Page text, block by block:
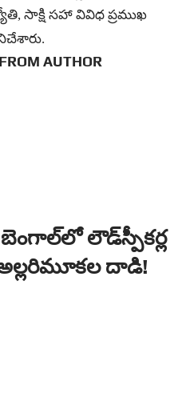
సాక్షి స‌హా వివిధ ప్ర‌ముఖ‌
AUTHOR
బెంగాల్‌లో లౌడ్‌స్పీకర్ల
దాడి!